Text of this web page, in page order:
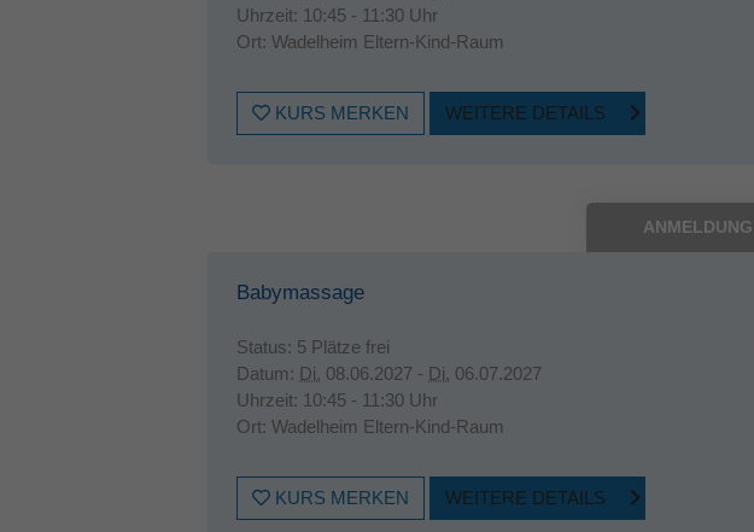
Uhrzeit: 10:45 - 11:30 Uhr
Ort: Wadelheim Eltern-Kind-Raum
KURS MERKEN WEITERE DETAILS
Babymassage
Status: 5 Plätze frei
Datum: Di. 08.06.2027 - Di. 06.07.2027
Uhrzeit: 10:45 - 11:30 Uhr
Ort: Wadelheim Eltern-Kind-Raum
KURS MERKEN WEITERE DETAILS